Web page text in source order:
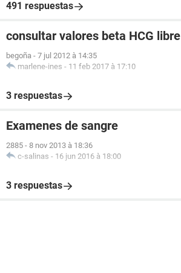
491 respuestas
consultar valores beta HCG libre
begoña - 7 jul 2012 à 14:35
marlene-ines - 11 feb 2017 à 17:10
3 respuestas
Examenes de sangre
2885 - 8 nov 2013 à 18:36
c-salinas - 16 jun 2016 à 18:00
3 respuestas